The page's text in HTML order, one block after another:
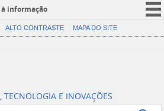
à informação
CORONAVÍRUS (COVID-19)
Canais
ALTO CONTRASTE MAPA DO SITE
E INOVAÇÕES